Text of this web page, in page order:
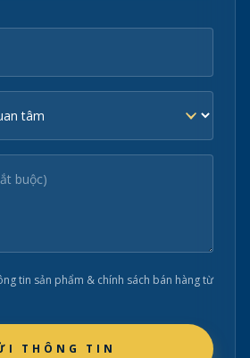
tin sản phẩm & chính sách bán hàng từ
THÔNG TIN